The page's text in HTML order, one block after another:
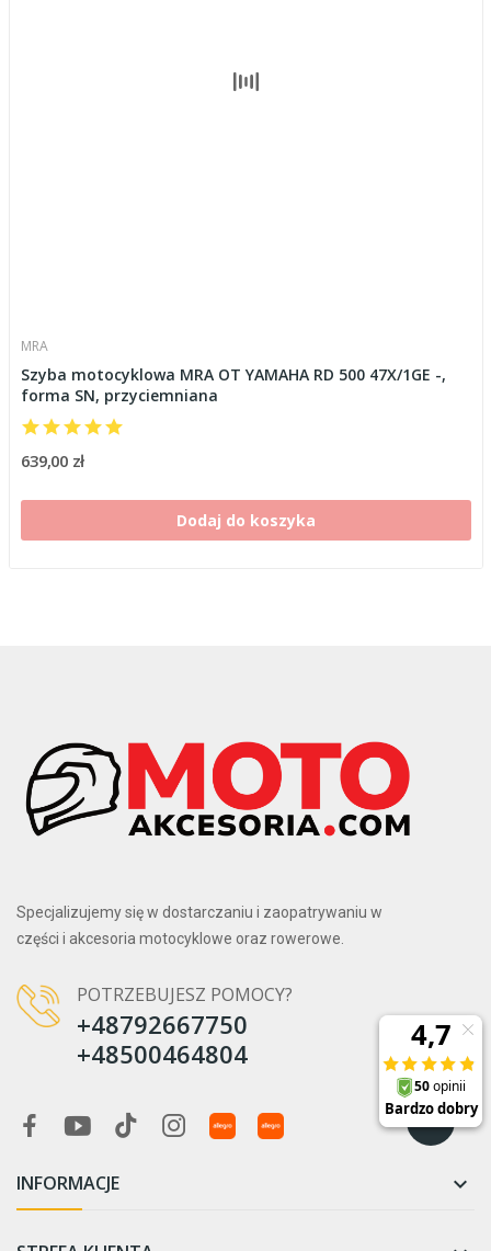
MRA
Szyba motocyklowa MRA OT YAMAHA RD 500 47X/1GE -,
forma SN, przyciemniana
639,00 zł
Dodaj do koszyka
Specjalizujemy się w dostarczaniu i zaopatrywaniu w
części i akcesoria motocyklowe oraz rowerowe.
POTRZEBUJESZ POMOCY?
+48792667750
+48500464804
INFORMACJE 